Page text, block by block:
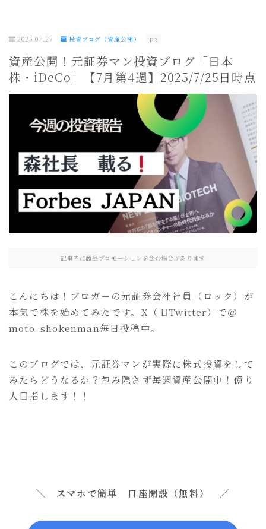
2025.07.27 投資ブログ（資産公開） PR
資産公開！元証券マン投資ブログ「日本
株・iDeCo」【7月第4週】2025/7/25日時点
記事内に商品プロモーションを含む場合があります
こんにちは！ブロガーの元証券会社社員（ロック）が
本気で株を始めてみたです。X（旧Twitter）で＠
moto_shokenman毎日投稿中。
このブログでは、元証券マンが実際に株式投資をして
みたらどうなるか？包み隠さず毎週資産公開中！億り
人目指します！！
＼ スマホで簡単 口座開設（無料） ／